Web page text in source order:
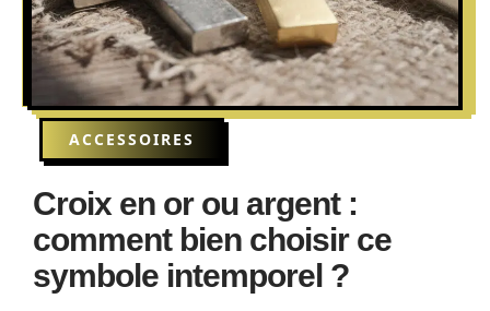
ACCESSOIRES
Croix en or ou argent :
comment bien choisir ce
symbole intemporel ?